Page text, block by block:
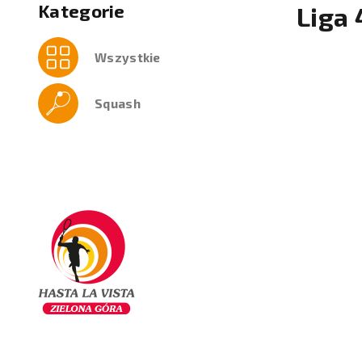
Kategorie
Wszystkie
Squash
Liga